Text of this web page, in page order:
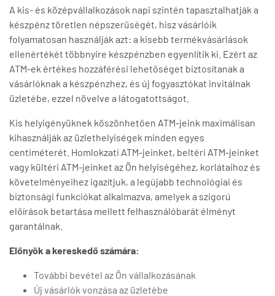
A kis- és középvállalkozások napi szintén tapasztalhatják a
készpénz töretlen népszerűségét, hisz vásárlóik
folyamatosan használják azt: a kisebb termékvásárlások
ellenértékét többnyire készpénzben egyenlítik ki. Ezért az
ATM-ek értékes hozzáférési lehetőséget biztosítanak a
vásárlóknak a készpénzhez, és új fogyasztókat invitálnak
üzletébe, ezzel növelve a látogatottságot.
Kis helyigényüknek köszönhetően ATM-jeink maximálisan
kihasználják az üzlethelyiségek minden egyes
centiméterét. Homlokzati ATM-jeinket, beltéri ATM-jeinket
vagy kültéri ATM-jeinket az Ön helyiségéhez, korlátaihoz és
követelményeihez igazítjuk, a legújabb technológiai és
biztonsági funkciókat alkalmazva, amelyek a szigorú
előírások betartása mellett felhasználóbarát élményt
garantálnak.
Előnyök a kereskedő számára:
További bevétel az Ön vállalkozásának
Új vásárlók vonzása az üzletébe